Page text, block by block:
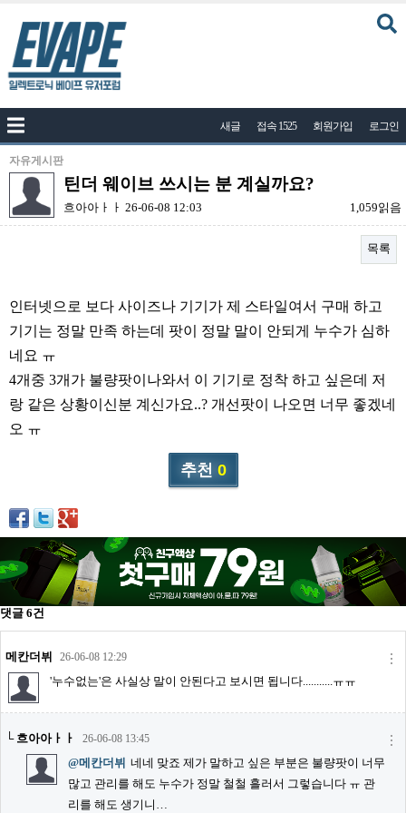
공지사항
나눔이벤트
자유게시판
질문답변
액상
연구실
리뷰게시판
팁앤가이드
업체
업체게시판
모더게시판
제휴업체
트레이드
판매
구매
나눔
거래후기
새글 접속 1525 회원가입 로그인
자유게시판
틴더 웨이브 쓰시는 분 계실까요?
흐아아ㅏㅏ 26-06-08 12:03 1,059읽음
목록
인터넷으로 보다 사이즈나 기기가 제 스타일여서 구매 하고
기기는 정말 만족 하는데 팟이 정말 말이 안되게 누수가 심하
네요 ㅠ
4개중 3개가 불량팟이나와서 이 기기로 정착 하고 싶은데 저
랑 같은 상황이신분 계신가요..? 개선팟이 나오면 너무 좋겠네
오 ㅠ
추천 0
댓글 6건
메칸더뷔
26-06-08 12:29
'누수없는'은 사실상 말이 안된다고 보시면 됩니다...........ㅠㅠ
└ 흐아아ㅏㅏ
26-06-08 13:45
@메칸더뷔 네네 맞죠 제가 말하고 싶은 부분은 불량팟이 너무
많고 관리를 해도 누수가 정말 철철 흘러서 그렇습니다 ㅠ 관
리를 해도 생기니…